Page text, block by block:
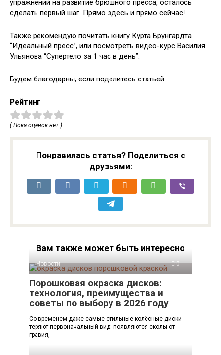
упражнений на развитие брюшного пресса, осталось
сделать первый шаг. Прямо здесь и прямо сейчас!
Также рекомендую почитать книгу Курта Брунгардта
“Идеальный пресс”, или посмотреть видео-курс Василия
Ульянова “Супертело за 1 час в день”.
Будем благодарны, если поделитесь статьей:
Рейтинг
( Пока оценок нет )
Понравилась статья? Поделиться с
друзьями:
Вам также может быть интересно
Новости 0
Порошковая окраска дисков:
технология, преимущества и
советы по выбору в 2026 году
Со временем даже самые стильные колёсные диски
теряют первоначальный вид: появляются сколы от
гравия,